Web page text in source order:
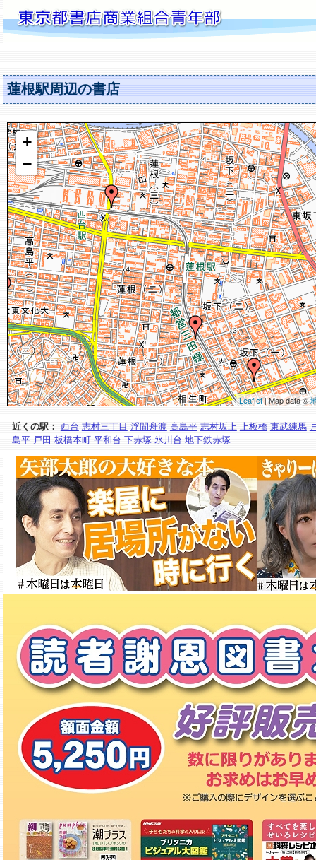
蓮根駅周辺の書店
+
−
Leaflet| Map data ©
近くの駅： 西台 志村三丁目 浮間舟渡 高島平 志村坂上 上板橋 東武練馬
島平 戸田 板橋本町 平和台 下赤塚 氷川台 地下鉄赤塚